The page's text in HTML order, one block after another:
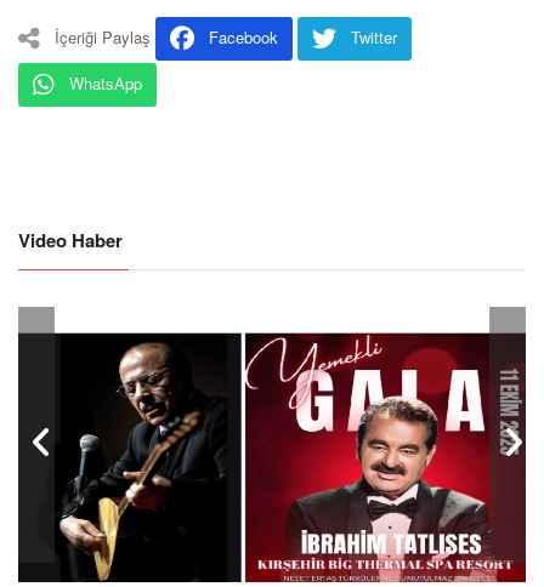
İçeriği Paylaş Facebook
Twitter
WhatsApp
Video Haber